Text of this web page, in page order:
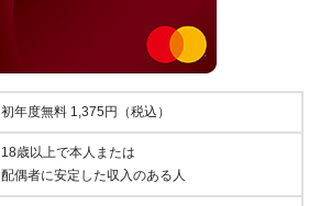
初年度無料 1,375円（税込）
18歳以上で本人または
配偶者に安定した収入のある人